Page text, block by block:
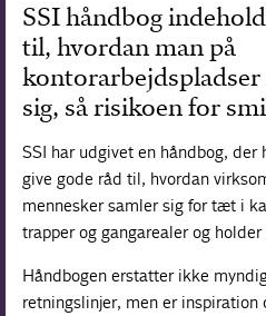
SSI håndbog
til, hvordan man på
sig, så risikoen for
SSI har udgivet en håndbog,
give gode råd til, hvordan
mennesker samler sig for tæt i
trapper og gangarealer og
Håndbogen erstatter ikke
retningslinjer, men er